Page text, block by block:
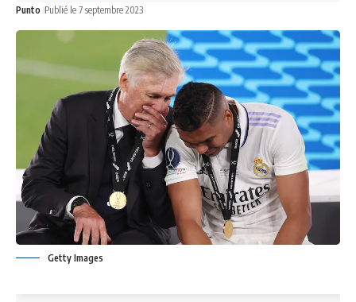
Punto Publié le 7 septembre 2023
Getty Images